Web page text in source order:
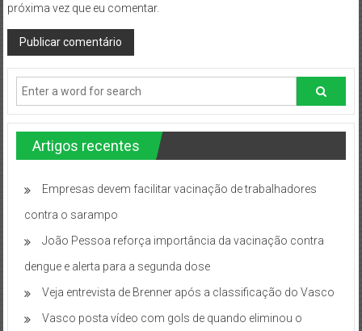
próxima vez que eu comentar.
Artigos recentes
Empresas devem facilitar vacinação de trabalhadores
contra o sarampo
João Pessoa reforça importância da vacinação contra
dengue e alerta para a segunda dose
Veja entrevista de Brenner após a classificação do Vasco
Vasco posta vídeo com gols de quando eliminou o